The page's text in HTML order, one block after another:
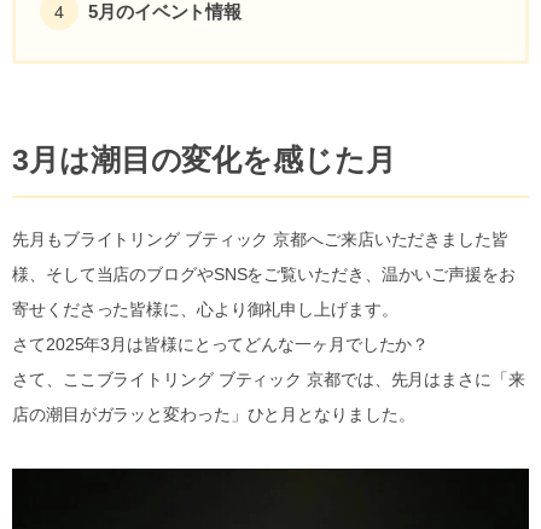
5月のイベント情報
3月は潮目の変化を感じた月
先月もブライトリング ブティック 京都へご来店いただきました皆
様、そして当店のブログやSNSをご覧いただき、温かいご声援をお
寄せくださった皆様に、心より御礼申し上げます。
さて2025年3月は皆様にとってどんな一ヶ月でしたか？
さて、ここブライトリング ブティック 京都では、先月はまさに「来
店の潮目がガラッと変わった」ひと月となりました。